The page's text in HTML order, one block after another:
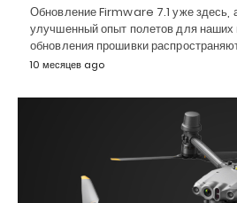
Обновление Firmware 7.1 уже здесь,
улучшенный опыт полетов для наших
обновления прошивки
10 месяцев ago